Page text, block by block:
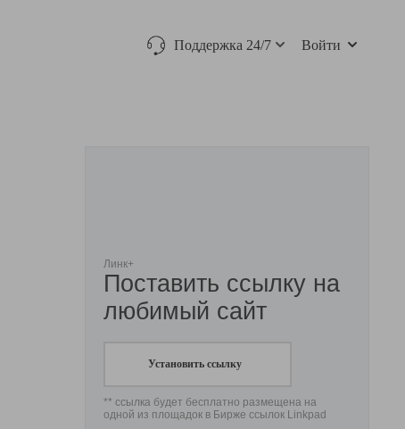
Поддержка 24/7 Войти
Линк+
Поставить ссылку на
любимый сайт
Установить ссылку
** ссылка будет бесплатно размещена на
одной из площадок в Бирже ссылок Linkpad